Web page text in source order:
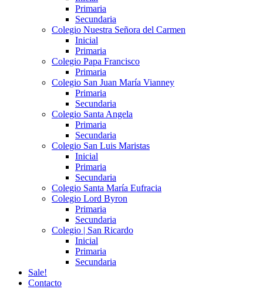
Primaria
Secundaria
Colegio Nuestra Señora del Carmen
Inicial
Primaria
Colegio Papa Francisco
Primaria
Colegio San Juan María Vianney
Primaria
Secundaria
Colegio Santa Angela
Primaria
Secundaria
Colegio San Luis Maristas
Inicial
Primaria
Secundaria
Colegio Santa María Eufracia
Colegio Lord Byron
Primaria
Secundaria
Colegio | San Ricardo
Inicial
Primaria
Secundaria
Sale!
Contacto